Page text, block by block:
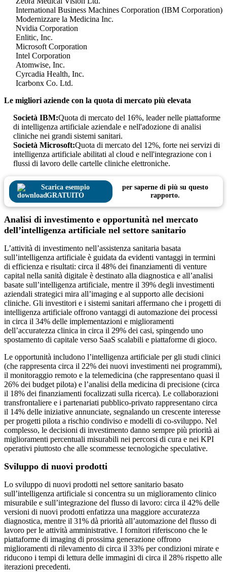
International Business Machines Corporation (IBM Corporation)
Modernizzare la Medicina Inc.
Nvidia Corporation
Enlitic, Inc.
Microsoft Corporation
Intel Corporation
Atomwise, Inc.
Cyrcadia Health, Inc.
Icarbonx Co. Ltd.
Le migliori aziende con la quota di mercato più elevata
Società IBM:Quota di mercato del 16%, leader nelle piattaforme
di intelligenza artificiale aziendale e nell'adozione di analisi
cliniche nei grandi sistemi sanitari.
Società Microsoft:Quota di mercato del 12%, forte nei servizi di
intelligenza artificiale abilitati al cloud e nell'integrazione con i
flussi di lavoro delle cartelle cliniche elettroniche.
Scarica esempio
GRATUITO
per saperne di più su questo
rapporto.
Analisi di investimento e opportunità nel mercato
dell’intelligenza artificiale nel settore sanitario
L’attività di investimento nell’assistenza sanitaria basata
sull’intelligenza artificiale è guidata da evidenti vantaggi in termini
di efficienza e risultati: circa il 48% dei finanziamenti di venture
capital nella sanità digitale è destinato alla diagnostica e all’analisi
basate sull’intelligenza artificiale, mentre il 39% degli investimenti
aziendali strategici mira all’imaging e al supporto alle decisioni
cliniche. Gli investitori e i sistemi sanitari affermano che i progetti di
intelligenza artificiale offrono vantaggi di automazione dei processi
in circa il 34% delle implementazioni e miglioramenti
dell’accuratezza clinica in circa il 29% dei casi, spingendo uno
spostamento di capitale verso SaaS scalabili e piattaforme di gioco.
Le opportunità includono l’intelligenza artificiale per gli studi clinici
(che rappresenta circa il 22% dei nuovi investimenti nei programmi),
il monitoraggio remoto e la telemedicina (che rappresentano quasi il
26% dei budget pilota) e l’analisi della medicina di precisione (circa
il 18% dei finanziamenti focalizzati sulla ricerca). Le collaborazioni
transfrontaliere e i partenariati pubblico-privato rappresentano circa
il 14% delle iniziative annunciate, segnalando un crescente interesse
per progetti pilota a rischio condiviso e modelli di co-sviluppo. Nel
complesso, le decisioni di investimento danno sempre più priorità ai
miglioramenti percentuali misurabili nei percorsi di cura e nei KPI
operativi piuttosto che alle scommesse tecnologiche speculative.
Sviluppo di nuovi prodotti
Lo sviluppo di nuovi prodotti nel settore sanitario basato
sull’intelligenza artificiale si concentra su un miglioramento clinico
misurabile e sull’integrazione del flusso di lavoro: circa il 42% delle
versioni di nuovi prodotti enfatizza una maggiore accuratezza
diagnostica, mentre il 31% dà priorità all’automazione del flusso di
lavoro per le attività amministrative. I fornitori riferiscono che le
piattaforme di imaging di prossima generazione offrono
miglioramenti di rilevamento di circa il 33% per condizioni mirate e
riducono i tempi di lettura delle immagini di circa il 28% rispetto alle
iterazioni precedenti.